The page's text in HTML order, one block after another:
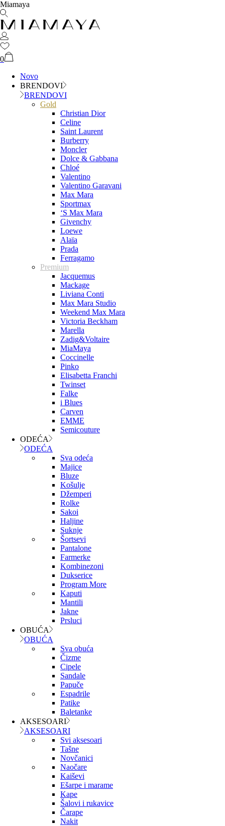
Miamaya
0
Novo
BRENDOVI
BRENDOVI
Gold
Christian Dior
Celine
Saint Laurent
Burberry
Moncler
Dolce & Gabbana
Chloé
Valentino
Valentino Garavani
Max Mara
Sportmax
‘S Max Mara
Givenchy
Loewe
Alaïa
Prada
Ferragamo
Premium
Jacquemus
Mackage
Liviana Conti
Max Mara Studio
Weekend Max Mara
Victoria Beckham
Marella
Zadig&Voltaire
MiaMaya
Coccinelle
Pinko
Elisabetta Franchi
Twinset
Falke
i Blues
Carven
EMME
Semicouture
ODEĆA
ODEĆA
Sva odeća
Majice
Bluze
Košulje
Džemperi
Rolke
Sakoi
Haljine
Suknje
Šortsevi
Pantalone
Farmerke
Kombinezoni
Dukserice
Program More
Kaputi
Mantili
Jakne
Prsluci
OBUĆA
OBUĆA
Sva obuća
Čizme
Cipele
Sandale
Papuče
Espadrile
Patike
Baletanke
AKSESOARI
AKSESOARI
Svi aksesoari
Tašne
Novčanici
Naočare
Kaiševi
Ešarpe i marame
Kape
Šalovi i rukavice
Čarape
Nakit